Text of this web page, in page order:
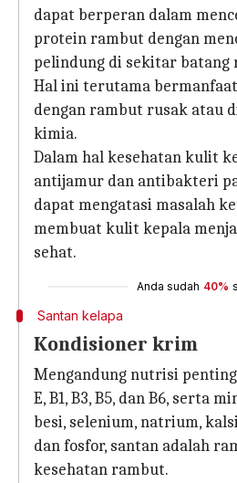
dapat berperan dalam
protein rambut dengan
pelindung di sekitar batang
Hal ini terutama
dengan rambut rusak atau
kimia.
Dalam hal kesehatan kulit
antijamur dan antibakteri
dapat mengatasi masalah
membuat kulit kepala
sehat.
Anda sudah 40%
Santan kelapa
Kondisioner krim
Mengandung nutrisi
E, B1, B3, B5, dan B6, serta
besi, selenium, natrium,
dan fosfor, santan adalah
kesehatan rambut.